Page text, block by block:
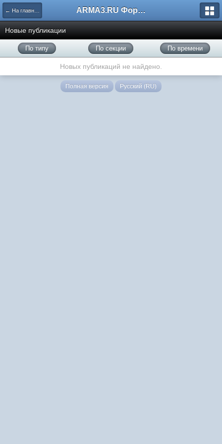
← На главную ARMA3.RU Форум
Новые публикации
По типу По секции По времени
Новых публикаций не найдено.
Полная версия Русский (RU)